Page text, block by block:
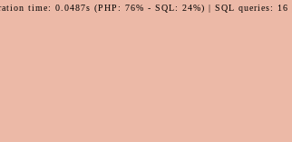
time: 0.0487s (PHP: 76% - SQL: 24%) | SQL queries: